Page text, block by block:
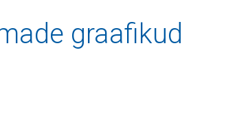
graafikud